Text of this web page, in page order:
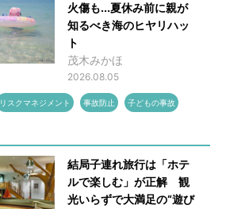
火傷も...夏休み前に親が
知るべき海のヒヤリハッ
ト
茂木みかほ
2026.08.05
リスクマネジメント 事故防止 子どもの事故
結局子連れ旅行は「ホテ
ルで楽しむ」が正解 観
光いらずで大満足の“遊び